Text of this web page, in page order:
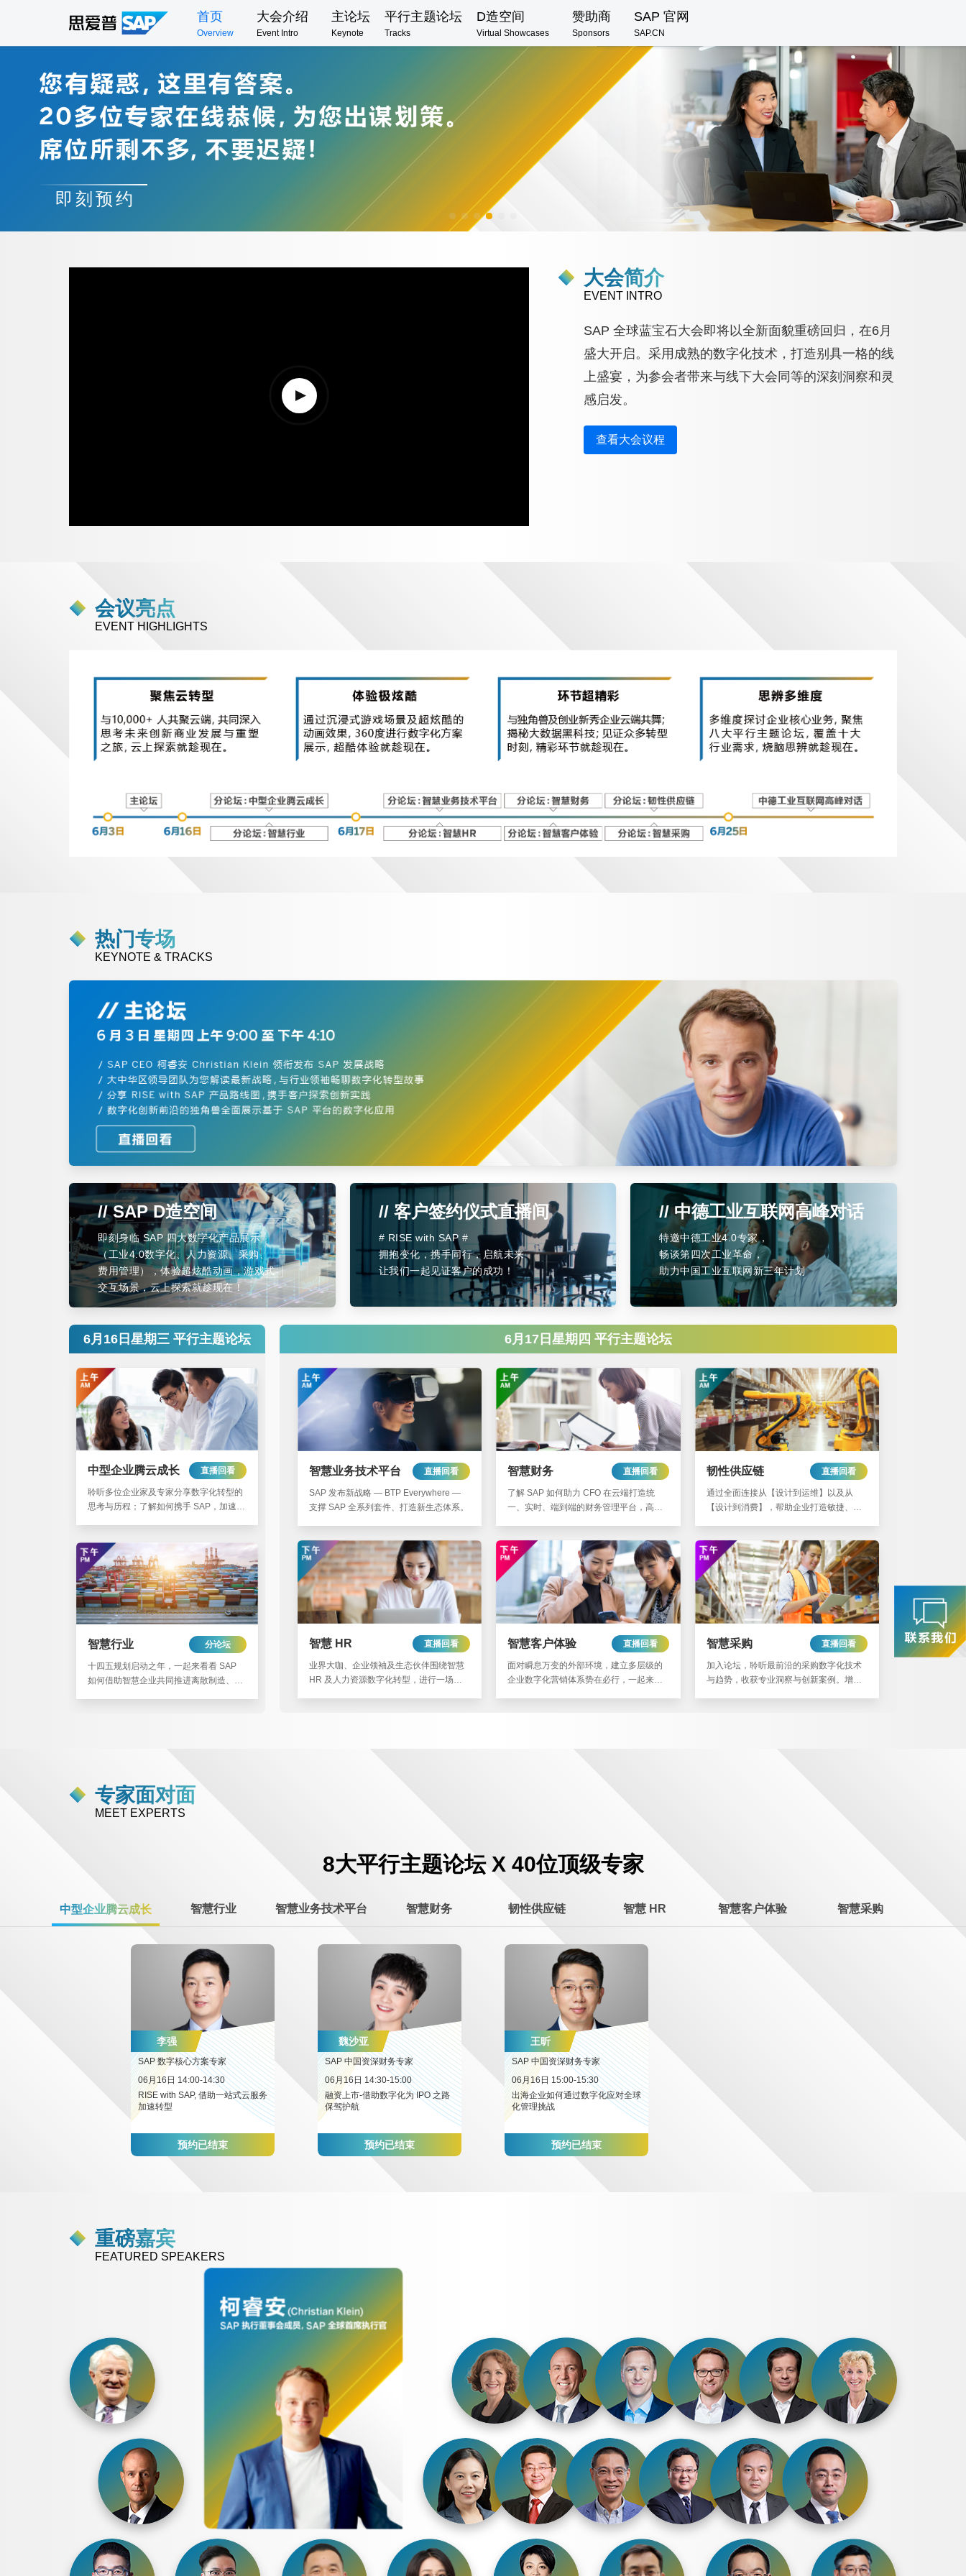
首页
Overview
大会介绍
Event Intro
主论坛
Keynote
平行主题论坛
Tracks
D造空间
Virtual Showcases
赞助商
Sponsors
SAP 官网
SAP.CN
即刻预约
大会简介
EVENT INTRO
SAP 全球蓝宝石大会即将以全新面貌重磅回归，在6月
盛大开启。采用成熟的数字化技术，打造别具一格的线
上盛宴，为参会者带来与线下大会同等的深刻洞察和灵
感启发。
查看大会议程
会议亮点
EVENT HIGHLIGHTS
热门专场
KEYNOTE & TRACKS
// SAP D造空间
即刻身临 SAP 四大数字化产品展示
（工业4.0数字化、人力资源、采购、
费用管理），体验超炫酷动画，游戏式
交互场景，云上探索就趁现在！
// 客户签约仪式直播间
# RISE with SAP #
拥抱变化，携手同行，启航未来
让我们一起见证客户的成功！
// 中德工业互联网高峰对话
特邀中德工业4.0专家，
畅谈第四次工业革命，
助力中国工业互联网新三年计划
6月16日星期三 平行主题论坛
直播回看
中型企业腾云成长
聆听多位企业家及专家分享数字化转型的
思考与历程；了解如何携手 SAP，加速上
分论坛
智慧行业
十四五规划启动之年，一起来看看 SAP
如何借助智慧企业共同推进离散制造、金
6月17日星期四 平行主题论坛
直播回看
智慧业务技术平台
SAP 发布新战略 — BTP Everywhere —
支撑 SAP 全系列套件、打造新生态体系。
直播回看
智慧财务
了解 SAP 如何助力 CFO 在云端打造统
一、实时、端到端的财务管理平台，高效
直播回看
韧性供应链
通过全面连接从【设计到运维】以及从
【设计到消费】，帮助企业打造敏捷、高
直播回看
智慧 HR
业界大咖、企业领袖及生态伙伴围绕智慧
HR 及人力资源数字化转型，进行一场多
直播回看
智慧客户体验
面对瞬息万变的外部环境，建立多层级的
企业数字化营销体系势在必行，一起来感
直播回看
智慧采购
加入论坛，聆听最前沿的采购数字化技术
与趋势，收获专业洞察与创新案例。增强
专家面对面
MEET EXPERTS
8大平行主题论坛 X 40位顶级专家
中型企业腾云成长 智慧行业 智慧业务技术平台 智慧财务 韧性供应链 智慧 HR 智慧客户体验 智慧采购
李强
SAP 数字核心方案专家
06月16日 14:00-14:30
RISE with SAP, 借助一站式云服务
加速转型
预约已结束
魏沙亚
SAP 中国资深财务专家
06月16日 14:30-15:00
融资上市-借助数字化为 IPO 之路
保驾护航
预约已结束
王昕
SAP 中国资深财务专家
06月16日 15:00-15:30
出海企业如何通过数字化应对全球
化管理挑战
预约已结束
重磅嘉宾
FEATURED SPEAKERS